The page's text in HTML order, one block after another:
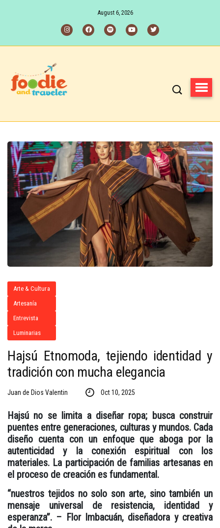
August 6, 2026
Arte & Cultura
Artesanía
Entrevista
Luminarias
Hajsú Etnomoda, tejiendo identidad y
tradición con mucha elegancia
Juan de Dios Valentin Oct 10, 2025
Hajsú no se limita a diseñar ropa; busca construir
puentes entre generaciones, culturas y mundos. Cada
diseño cuenta con un enfoque que aboga por la
autenticidad y la conexión espiritual con los
materiales. La participación de familias artesanas en
el proceso de creación es fundamental.
“nuestros tejidos no solo son arte, sino también un
mensaje universal de resistencia, identidad y
esperanza”. – Flor Imbacuán, diseñadora y creativa